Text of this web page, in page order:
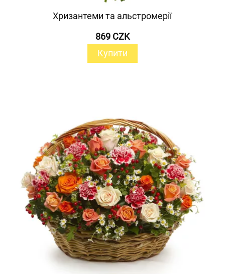
Хризантеми та альстромерії
869 CZK
Купити